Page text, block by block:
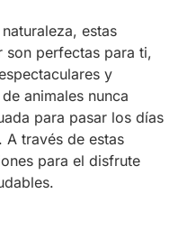
estas
son perfectas para ti,
y
animales nunca
para pasar los días
A través de estas
para el disfrute